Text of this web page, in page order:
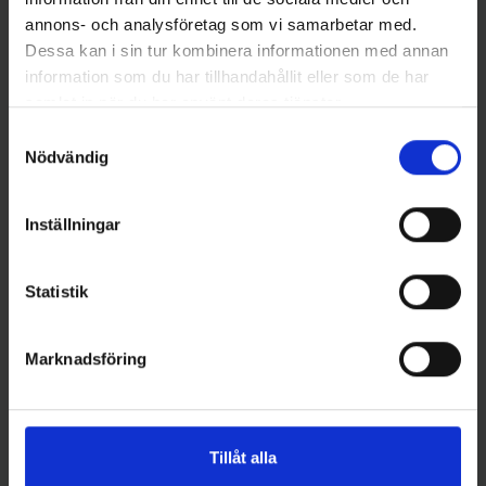
annons- och analysföretag som vi samarbetar med.
Dessa kan i sin tur kombinera informationen med annan
information som du har tillhandahållit eller som de har
samlat in när du har använt deras tjänster.
Nödvändig
Inställningar
Statistik
Marknadsföring
Tillåt alla
Stoxdal
Turbodraget 14 gr -
Koppar/Röd prickig Färg 9
Stoxdal
Turbodraget 14 gr -
Blå/Silver/Röd/Prickig Färg 35
16 andra produkter i samma kategori: